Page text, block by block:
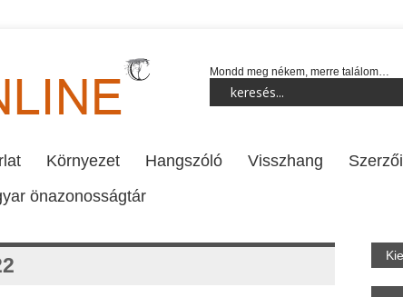
Mondd meg nékem, merre találom…
Környezet Hangszóló Visszhang
önazonosságtár